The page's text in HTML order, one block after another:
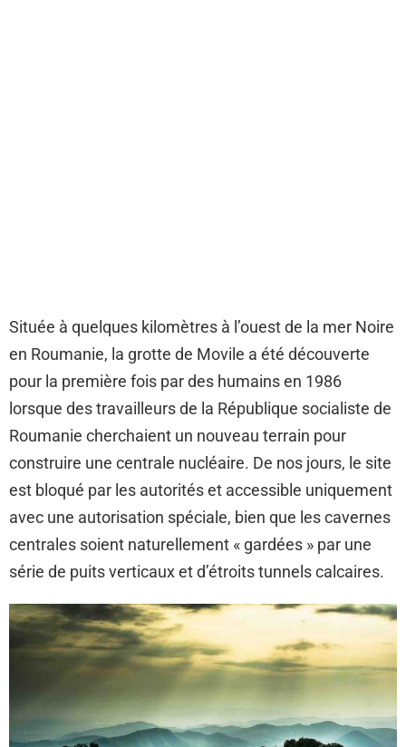
Située à quelques kilomètres à l’ouest de la mer Noire
en Roumanie, la grotte de Movile a été découverte
pour la première fois par des humains en 1986
lorsque des travailleurs de la République socialiste de
Roumanie cherchaient un nouveau terrain pour
construire une centrale nucléaire. De nos jours, le site
est bloqué par les autorités et accessible uniquement
avec une autorisation spéciale, bien que les cavernes
centrales soient naturellement « gardées » par une
série de puits verticaux et d’étroits tunnels calcaires.